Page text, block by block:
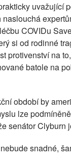
uvažující
COVIDu
si od rodinné
protivenství na
batole na
období by
lze
senátor Clyburn
snadné,